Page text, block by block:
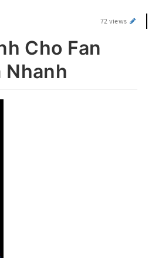
72 views
Cho Fan
Nhanh